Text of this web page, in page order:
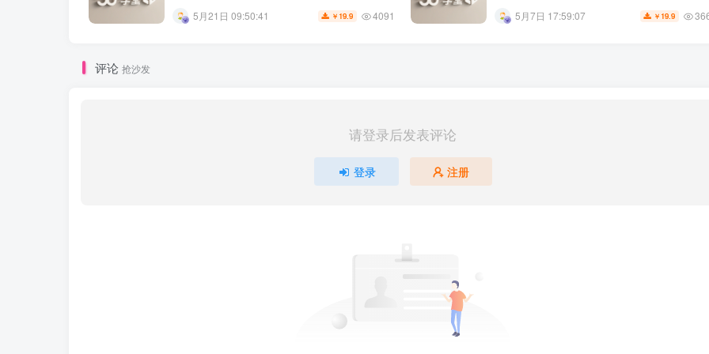
5月21日 09:50:41 ￥ 19.9 4091 5月7日 17:59:07 ￥ 19.9
评论 抢沙发
请登录后发表评论
登录 注册